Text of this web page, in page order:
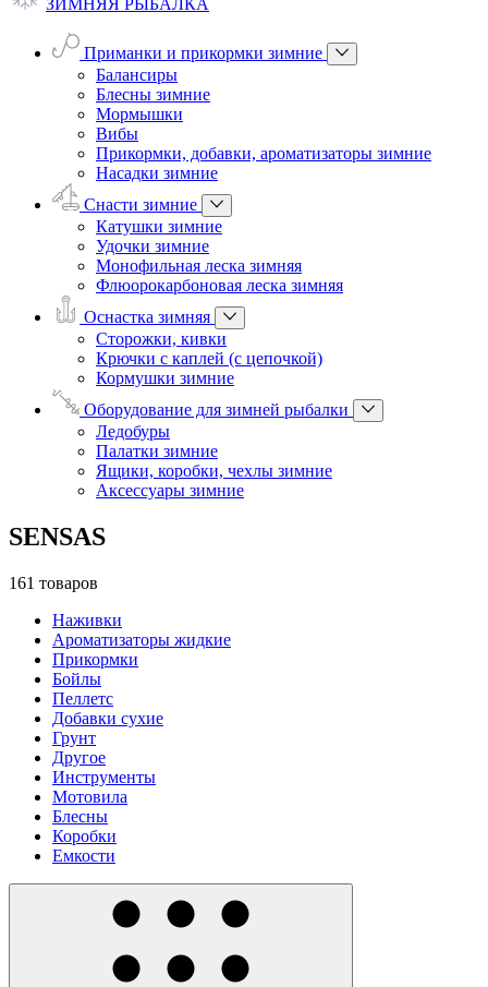
ЗИМНЯЯ РЫБАЛКА
Приманки и прикормки зимние
Балансиры
Блесны зимние
Мормышки
Вибы
Прикормки, добавки, ароматизаторы зимние
Насадки зимние
Снасти зимние
Катушки зимние
Удочки зимние
Монофильная леска зимняя
Флюорокарбоновая леска зимняя
Оснастка зимняя
Сторожки, кивки
Крючки с каплей (с цепочкой)
Кормушки зимние
Оборудование для зимней рыбалки
Ледобуры
Палатки зимние
Ящики, коробки, чехлы зимние
Аксессуары зимние
SENSAS
161 товаров
Наживки
Ароматизаторы жидкие
Прикормки
Бойлы
Пеллетс
Добавки сухие
Грунт
Другое
Инструменты
Мотовила
Блесны
Коробки
Емкости